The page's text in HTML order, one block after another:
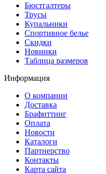
Бюстгалтеры
Трусы
Купальники
Спортивное белье
Скидки
Новинки
Таблица размеров
Информация
О компании
Доставка
Брафиттинг
Оплата
Новости
Каталоги
Партнерство
Контакты
Карта сайта